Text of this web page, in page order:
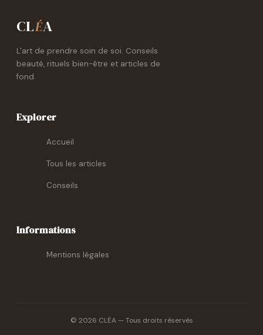
CLÉA
L'art de prendre soin de soi. Conseils
beauté, rituels bien-être et articles de
fond.
Explorer
Accueil
Tous les articles
Conseils
Informations
Mentions légales
© 2026 CLÉA — Tous droits réservés